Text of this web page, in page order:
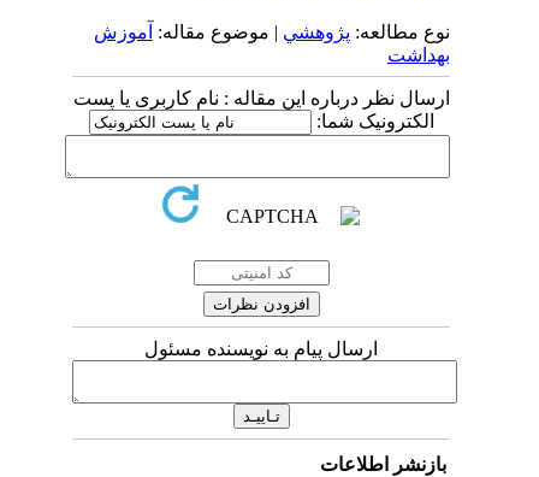
نوع مطالعه:پژوهشي| موضوع مقاله:آموزش
بهداشت
ارسال نظر درباره این مقاله : نام کاربری یا پست
الکترونیک شما:
ارسال پیام به نویسنده مسئول
بازنشر اطلاعات